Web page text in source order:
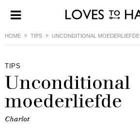
HOME TIPS UNCONDITIONAL MOEDERLIEFDE
TIPS
Unconditional
moederliefde
Charlot